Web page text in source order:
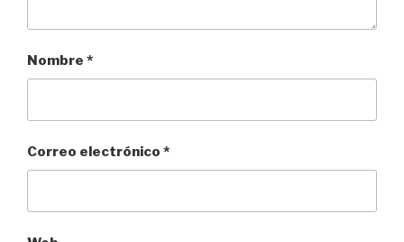
Nombre *
Correo electrónico *